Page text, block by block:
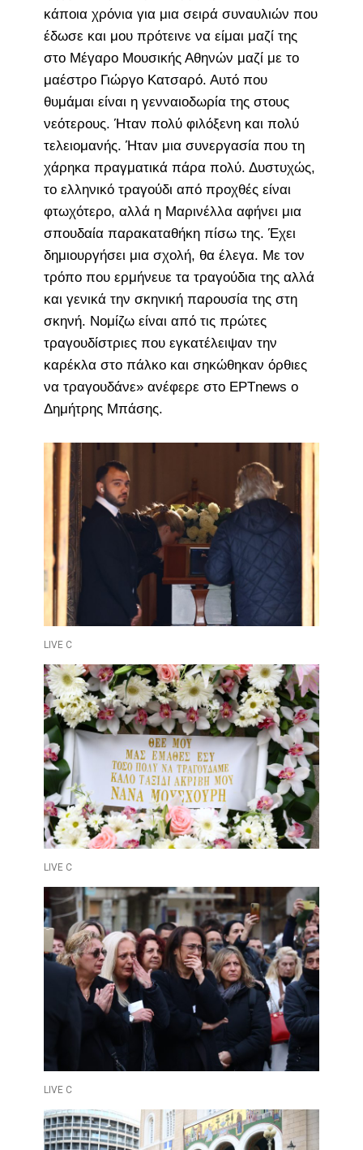
κάποια χρόνια για μια σειρά συναυλιών που
έδωσε και μου πρότεινε να είμαι μαζί της
στο Μέγαρο Μουσικής Αθηνών μαζί με το
μαέστρο Γιώργο Κατσαρό. Αυτό που
θυμάμαι είναι η γενναιοδωρία της στους
νεότερους. Ήταν πολύ φιλόξενη και πολύ
τελειομανής. Ήταν μια συνεργασία που τη
χάρηκα πραγματικά πάρα πολύ. Δυστυχώς,
το ελληνικό τραγούδι από προχθές είναι
φτωχότερο, αλλά η Μαρινέλλα αφήνει μια
σπουδαία παρακαταθήκη πίσω της. Έχει
δημιουργήσει μια σχολή, θα έλεγα. Με τον
τρόπο που ερμήνευε τα τραγούδια της αλλά
και γενικά την σκηνική παρουσία της στη
σκηνή. Νομίζω είναι από τις πρώτες
τραγουδίστριες που εγκατέλειψαν την
καρέκλα στο πάλκο και σηκώθηκαν όρθιες
να τραγουδάνε» ανέφερε στο ΕΡΤnews ο
Δημήτρης Μπάσης.
LIVE C
LIVE C
LIVE C